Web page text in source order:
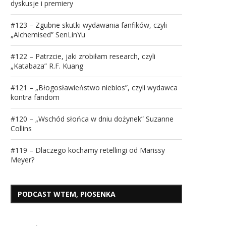
dyskusje i premiery
#123 – Zgubne skutki wydawania fanfików, czyli
„Alchemised” SenLinYu
#122 – Patrzcie, jaki zrobiłam research, czyli
„Katabaza” R.F. Kuang
#121 – „Błogosławieństwo niebios”, czyli wydawca
kontra fandom
#120 – „Wschód słońca w dniu dożynek” Suzanne
Collins
#119 – Dlaczego kochamy retellingi od Marissy
Meyer?
PODCAST WTEM, PIOSENKA